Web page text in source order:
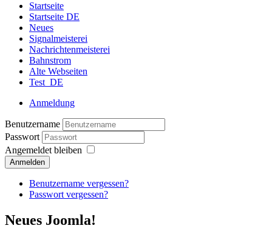
Startseite
Startseite DE
Neues
Signalmeisterei
Nachrichtenmeisterei
Bahnstrom
Alte Webseiten
Test_DE
Anmeldung
Benutzername
Passwort
Angemeldet bleiben
Anmelden
Benutzername vergessen?
Passwort vergessen?
Neues Joomla!